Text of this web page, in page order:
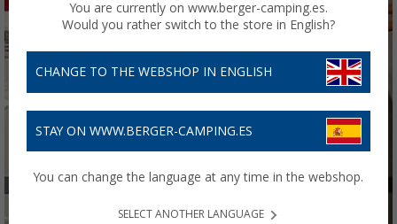
You are currently on www.berger-camping.es.
Would you rather switch to the store in English?
CHANGE TO THE WEBSHOP IN ENGLISH
STAY ON WWW.BERGER-CAMPING.ES
You can change the language at any time in the webshop.
SELECT ANOTHER LANGUAGE